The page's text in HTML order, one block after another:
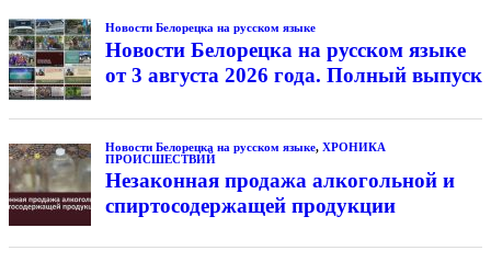
Новости Белорецка на русском языке
Новости Белорецка на русском языке
от 3 августа 2026 года. Полный выпуск
Новости Белорецка на русском языке, ХРОНИКА
ПРОИСШЕСТВИЙ
Незаконная продажа алкогольной и
спиртосодержащей продукции